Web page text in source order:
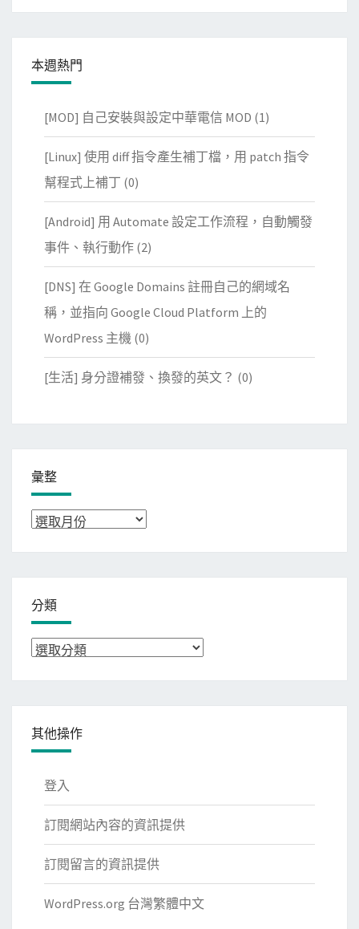
本週熱門
[MOD] 自己安裝與設定中華電信 MOD (1)
[Linux] 使用 diff 指令產生補丁檔，用 patch 指令
幫程式上補丁 (0)
[Android] 用 Automate 設定工作流程，自動觸發
事件、執行動作 (2)
[DNS] 在 Google Domains 註冊自己的網域名
稱，並指向 Google Cloud Platform 上的
WordPress 主機 (0)
[生活] 身分證補發、換發的英文？ (0)
彙整
彙
分類
分
其他操作
登入
訂閱網站內容的資訊提供
訂閱留言的資訊提供
WordPress.org 台灣繁體中文